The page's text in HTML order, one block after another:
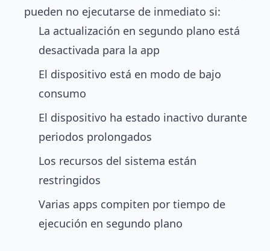
pueden no ejecutarse de inmediato si:
La actualización en segundo plano está
desactivada para la app
El dispositivo está en modo de bajo
consumo
El dispositivo ha estado inactivo durante
periodos prolongados
Los recursos del sistema están
restringidos
Varias apps compiten por tiempo de
ejecución en segundo plano